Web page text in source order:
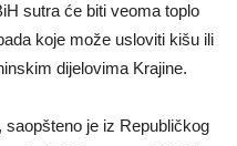
sutra će biti veoma toplo
koje može usloviti kišu ili
dijelovima Krajine.
saopšteno je iz Republičkog